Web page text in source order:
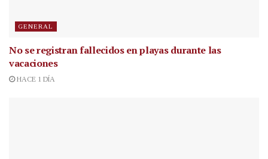
GENERAL
No se registran fallecidos en playas durante las
vacaciones
HACE 1 DÍA